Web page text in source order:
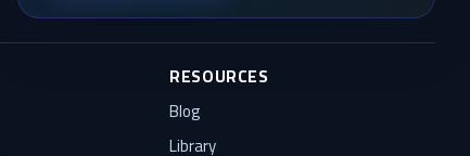
RESOURCES
Blog
Library